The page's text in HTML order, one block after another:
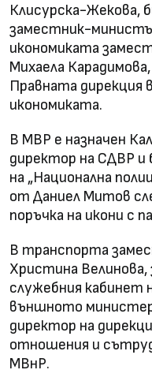
Клисурска-
заместник-
икономиката
Михаела
Правната
икономиката.
В МВР е назначен
директор на СДВР
на „Национална
от Даниел Митов
поръчка на икони с
В транспорта
Христина
служебния кабинет
външното
директор на
отношения и
МВнР.